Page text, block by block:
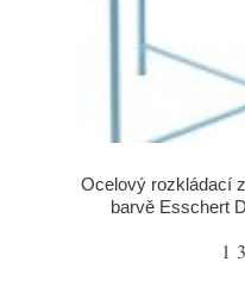
Ocelový rozkládací
barvě Esschert
1